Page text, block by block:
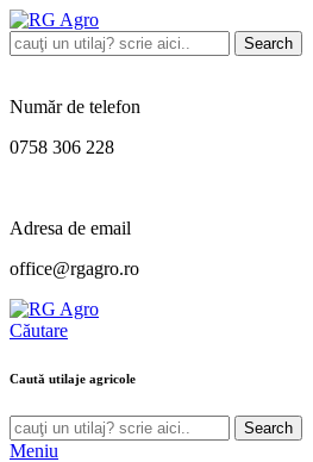
Search
Număr de telefon
0758 306 228
Adresa de email
office@rgagro.ro
Căutare
Caută utilaje agricole
Search
Meniu